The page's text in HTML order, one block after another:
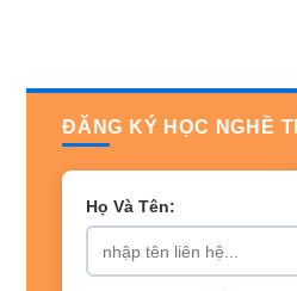
ĐĂNG KÝ HỌC NGHỀ
Họ Và Tên: